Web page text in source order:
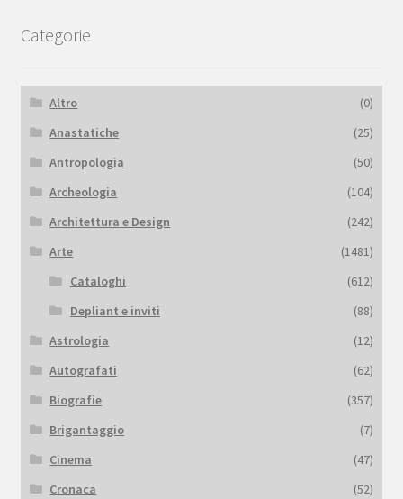
Categorie
Altro
(0)
Anastatiche
(25)
Antropologia
(50)
Archeologia
(104)
Architettura e Design
(242)
Arte
(1481)
Cataloghi
(612)
Depliant e inviti
(88)
Astrologia
(12)
Autografati
(62)
Biografie
(357)
Brigantaggio
(7)
Cinema
(47)
Cronaca
(52)